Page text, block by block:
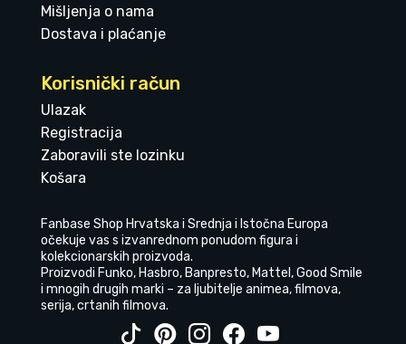
Mišljenja o nama
Dostava i plaćanje
Korisnički račun
Ulazak
Registracija
Zaboravili ste lozinku
Košara
Fanbase Shop Hrvatska i Srednja i Istočna Europa
očekuje vas s izvanrednom ponudom figura i
kolekcionarskih proizvoda.
Proizvodi Funko, Hasbro, Banpresto, Mattel, Good Smile
i mnogih drugih marki – za ljubitelje animea, filmova,
serija, crtanih filmova.